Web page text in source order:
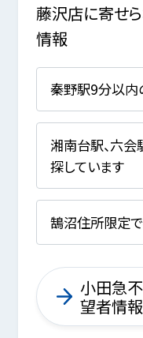
藤沢店に寄せ
情報
秦野駅9分以内
湘南台駅、六会
探しています
鵠沼住所限定
小田急
望者情